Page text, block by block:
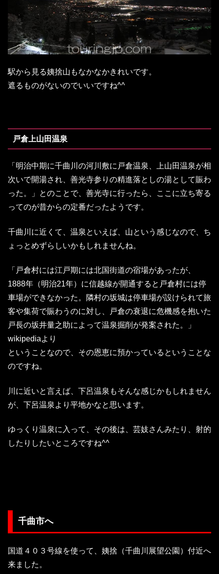
駅から見る姨捨山もなかなかきれいです。
遮るものがないのでいいですね^^
戸倉上山田温泉
「明治中期に千曲川の河川敷に戸倉温泉、上山田温泉が相
次いで開湯され、善光寺参りの精進落としの湯として賑わ
った。」とのことで、善光寺に行ったら、ここに立ち寄る
ってのが昔からの定番だったようです。
千曲川に近くて、温泉といえば、山という感じなので、ち
ょっとめずらしいかもしれませんね。
「戸倉村には江戸期には北国街道の宿場があったが、
1888年（明治21年）に信越線が開通すると戸倉村には停
車場ができなかった。隣村の坂城は停車場が設けられて旅
客や集荷で賑わうのに対し、戸倉の衰退に危機感を抱いた
戸長の坂井量之助によって温泉掘削が発案された。」
wikipediaより
ということなので、その恩恵に預かっているということな
のですね。
川に近いと言えば、下呂温泉もそんな感じかもしれません
が、下呂温泉より平地かなと思います。
ゆっくり温泉に入って、その後は、芸妓さんみたり、射的
したりしたいところですね^^
千曲市へ
国道４０３号線を使って、姨捨（千曲川展望公園）付近へ
来ました。